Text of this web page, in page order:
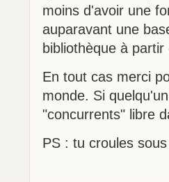
moins d'avoir une
auparavant une
bibliothèque à
En tout cas merci
monde. Si
"concurrents" libre
PS : tu croules